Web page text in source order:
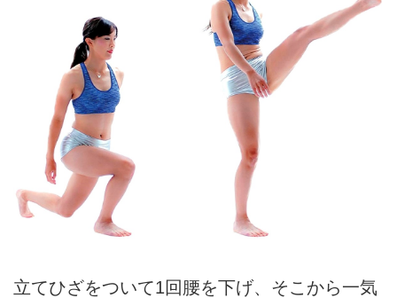
立てひざをついて1回腰を下げ、そこから一気